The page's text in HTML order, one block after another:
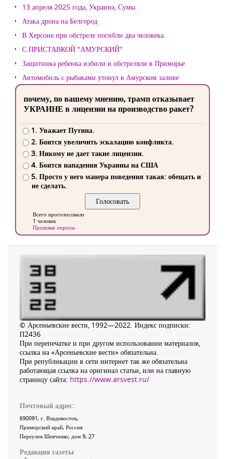
13 апреля 2025 года, Украина, Сумы.
Атака дрона на Белгород
В Херсоне при обстреле погибли два человека
С ПРИСТАВКОЙ "АМУРСКИЙ"
Защитника ребенка избили и обстреляли в Приморье
Автомобиль с рыбаками утонул в Амурском заливе
почему, по вашему мнению, трамп отказывает
УКРАИНЕ в лицензии на производство ракет?
1. Уважает Путина.
2. Боится увеличить эскалацию конфликта.
3. Никому не дает такие лицензии.
4. Боится нападения Украины на США
5. Просто у него манера поведения такая: обещать и
не сделать.
Всего проголосовало
1 человек
Прошлые опросы
© Арсеньевские вести, 1992—2022. Индекс подписки:
П2436
При перепечатке и при другом использовании материалов,
ссылка на «Арсеньевские вести» обязательна.
При републикации в сети интернет так же обязательна
работающая ссылка на оригинал статьи, или на главную
страницу сайта: https://www.arsvest.ru/
Почтовый адрес:
690091, г. Владивосток,
Приморский край, Россия
Переулок Шевченко, дом 9, 27
Редакция газеты